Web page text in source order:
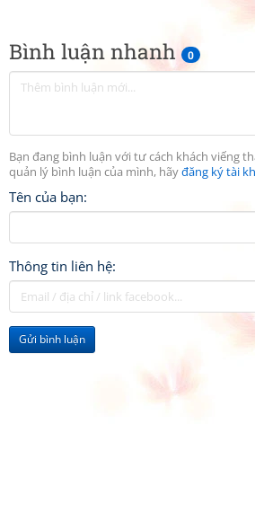
Bình luận nhanh 0
Bạn đang bình luận với tư cách khách viếng
quản lý bình luận của mình, hãyđăng ký tài
Tên của bạn:
Thông tin liên hệ:
Gửi bình luận